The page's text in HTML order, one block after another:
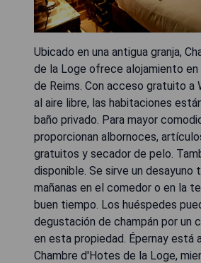
Ubicado en una antigua granja,
de la Loge ofrece alojamiento en
de Reims. Con acceso gratuito a
al aire libre, las habitaciones
baño privado. Para mayor
proporcionan albornoces,
gratuitos y secador de pelo.
disponible. Se sirve un desayuno
mañanas en el comedor o en la
buen tiempo. Los huéspedes
degustación de champán por un
en esta propiedad. Épernay está
Chambre d'Hotes de la Loge,